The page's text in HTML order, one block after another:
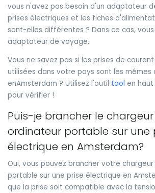
vous n'avez pas besoin d'un adaptateur
prises électriques et les fiches
sont-elles différentes ? Dans ce cas,
adaptateur de voyage.
Vous ne savez pas si les prises de
utilisées dans votre pays sont les mêmes
enAmsterdam ? Utilisez l'outil tool en
pour vérifier !
Puis-je brancher le
ordinateur portable sur une
électrique en Amsterdam?
Oui, vous pouvez brancher votre
portable sur une prise électrique en
que la prise soit compatible avec la